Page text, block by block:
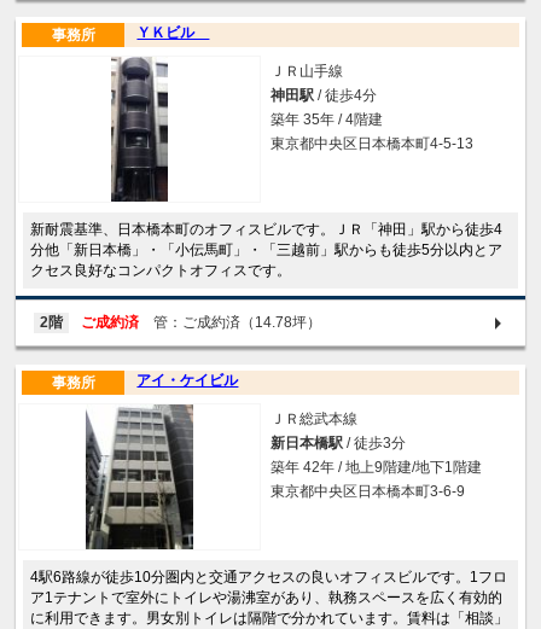
ＹＫビル
事務所
ＪＲ山手線
神田駅 / 徒歩4分
築年 35年 / 4階建
東京都中央区日本橋本町4-5-13
新耐震基準、日本橋本町のオフィスビルです。ＪＲ「神田」駅から徒歩4
分他「新日本橋」・「小伝馬町」・「三越前」駅からも徒歩5分以内とア
クセス良好なコンパクトオフィスです。
2階 ご成約済 管：ご成約済（14.78坪）
アイ・ケイビル
事務所
ＪＲ総武本線
新日本橋駅 / 徒歩3分
築年 42年 / 地上9階建/地下1階建
東京都中央区日本橋本町3-6-9
4駅6路線が徒歩10分圏内と交通アクセスの良いオフィスビルです。1フロ
ア1テナントで室外にトイレや湯沸室があり、執務スペースを広く有効的
に利用できます。男女別トイレは隔階で分かれています。賃料は「相談」